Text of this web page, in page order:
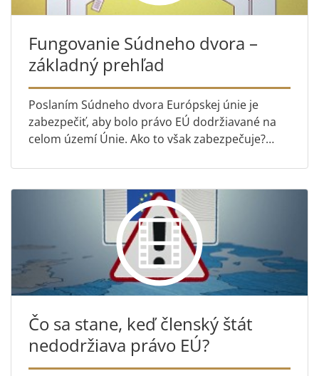
Fungovanie Súdneho dvora –
základný prehľad
Poslaním Súdneho dvora Európskej únie je
zabezpečiť, aby bolo právo EÚ dodržiavané na
celom území Únie. Ako to však zabezpečuje?
Súdneho dvora.
Čo sa stane, keď členský štát
nedodržiava právo EÚ?